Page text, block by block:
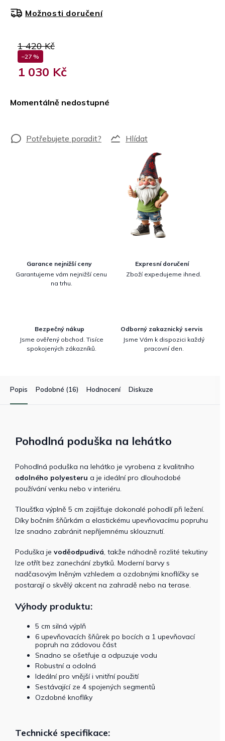
1 420 Kč
–27 %
1 030 Kč
Momentálně nedostupné
Možnosti doručení
Hlídat
Garance nejnižší ceny
Garantujeme vám nejnižší cenu
na trhu.
Expresní doručení
Zboží expedujeme ihned.
Bezpečný nákup
Jsme ověřený obchod. Tisíce
spokojených zákazníků.
Odborný zakaznický servis
Jsme Vám k dispozici každý
pracovní den.
Popis Podobné (16) Hodnocení Diskuze
Pohodlná poduška na lehátko
Pohodlná poduška na lehátko je vyrobena z kvalitního
odolného polyesteru a je ideální pro dlouhodobé
používání venku nebo v interiéru.
Tloušťka výplně 5 cm zajišťuje dokonalé pohodlí při ležení.
Díky bočním šňůrkám a elastickému upevňovacímu popruhu
lze snadno zabránit nepříjemnému sklouznutí.
Poduška je voděodpudivá, takže náhodně rozlité tekutiny
lze otřít bez zanechání zbytků. Moderní barvy s
nadčasovým lněným vzhledem a ozdobnými knoflíčky se
postarají o skvělý akcent na zahradě nebo na terase.
Výhody produktu:
5 cm silná výplň
6 upevňovacích šňůrek po bocích a 1 upevňovací
popruh na zádovou část
Snadno se ošetřuje a odpuzuje vodu
Robustní a odolná
Ideální pro vnější i vnitřní použití
Sestávající ze 4 spojených segmentů
Ozdobné knoflíky
Technické specifikace: